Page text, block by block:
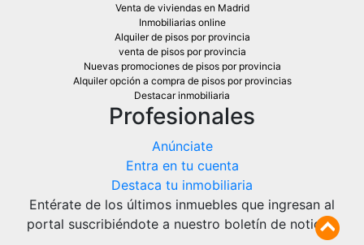
Venta de viviendas en Madrid
Inmobiliarias online
Alquiler de pisos por provincia
venta de pisos por provincia
Nuevas promociones de pisos por provincia
Alquiler opción a compra de pisos por provincias
Destacar inmobiliaria
Profesionales
Anúnciate
Entra en tu cuenta
Destaca tu inmobiliaria
Entérate de los últimos inmuebles que ingresan al
portal suscribiéndote a nuestro boletín de noticias